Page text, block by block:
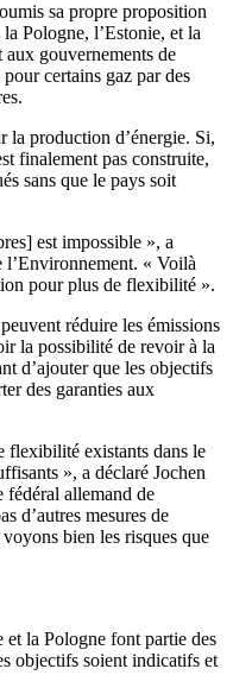
sa propre proposition
Pologne, l’Estonie, et la
gouvernements de
certains gaz par des
la production d’énergie. Si,
finalement pas construite,
sans que le pays soit
est impossible », a
« Voilà
pour plus de flexibilité ».
réduire les émissions
la possibilité de revoir à la
d’ajouter que les objectifs
des garanties aux
flexibilité existants dans le
», a déclaré Jochen
fédéral allemand de
d’autres mesures de
bien les risques que
la Pologne font partie des
objectifs soient indicatifs et